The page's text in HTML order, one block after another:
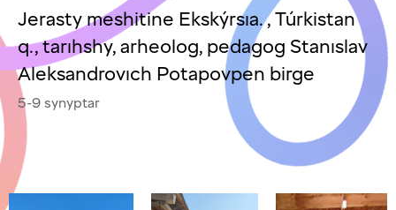
Jerasty meshitine Ekskýrsıa. , Túrkistan
q., tarıhshy, arheolog, pedagog Stanıslav
Aleksandrovıch Potapovpen birge
5-9 synyptar